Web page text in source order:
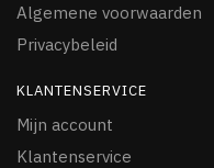
Algemene voorwaarden
Privacybeleid
KLANTENSERVICE
Mijn account
Klantenservice